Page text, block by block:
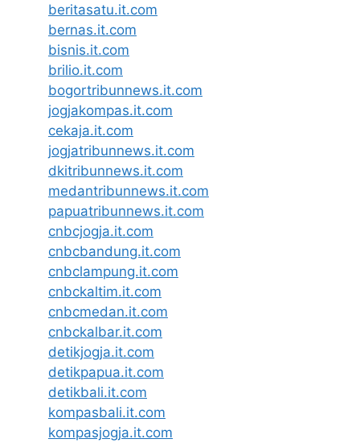
beritasatu.it.com
bernas.it.com
bisnis.it.com
brilio.it.com
bogortribunnews.it.com
jogjakompas.it.com
cekaja.it.com
jogjatribunnews.it.com
dkitribunnews.it.com
medantribunnews.it.com
papuatribunnews.it.com
cnbcjogja.it.com
cnbcbandung.it.com
cnbclampung.it.com
cnbckaltim.it.com
cnbcmedan.it.com
cnbckalbar.it.com
detikjogja.it.com
detikpapua.it.com
detikbali.it.com
kompasbali.it.com
kompasjogja.it.com